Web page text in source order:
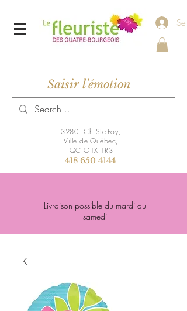
Saisir l'émotion
3280, Ch Ste-Foy,
Ville de Québec,
QC G1X 1R3
418 650 4144
Livraison possible du mardi au
samedi